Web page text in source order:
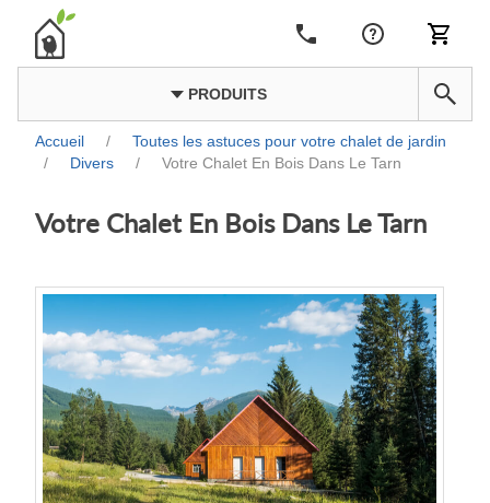
PRODUITS
Accueil /
Toutes les astuces pour votre chalet de jardin
/
Divers / Votre Chalet En Bois Dans Le Tarn
Votre Chalet En Bois Dans Le Tarn